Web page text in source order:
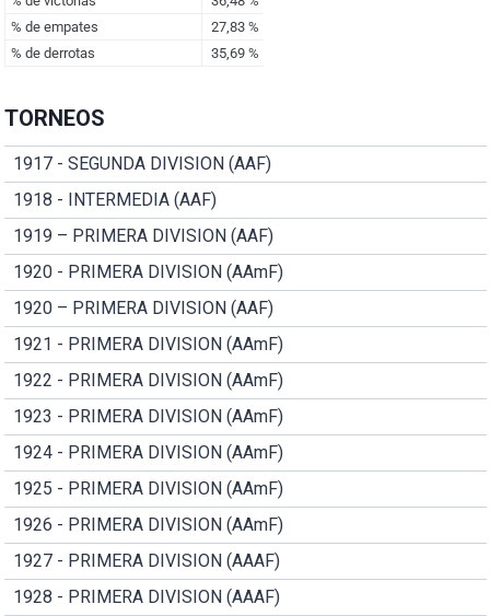
TORNEOS
1917 - SEGUNDA DIVISION (AAF)
1918 - INTERMEDIA (AAF)
1919 – PRIMERA DIVISION (AAF)
1920 - PRIMERA DIVISION (AAmF)
1920 – PRIMERA DIVISION (AAF)
1921 - PRIMERA DIVISION (AAmF)
1922 - PRIMERA DIVISION (AAmF)
1923 - PRIMERA DIVISION (AAmF)
1924 - PRIMERA DIVISION (AAmF)
1925 - PRIMERA DIVISION (AAmF)
1926 - PRIMERA DIVISION (AAmF)
1927 - PRIMERA DIVISION (AAAF)
1928 - PRIMERA DIVISION (AAAF)